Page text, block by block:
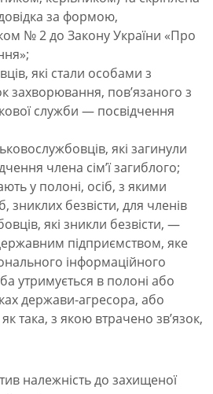
за формою,
№ 2 до Закону України «Про
які стали особами з
захворювання, пов’язаного з
служби — посвідчення
які загинули
члена сім’ї загиблого;
у полоні, осіб, з якими
зниклих безвісти, для членів
які зникли безвісти, —
підприємством, яке
інформаційного
утримується в полоні або
держави-агресора, або
така, з якою втрачено зв’язок,
належність до захищеної